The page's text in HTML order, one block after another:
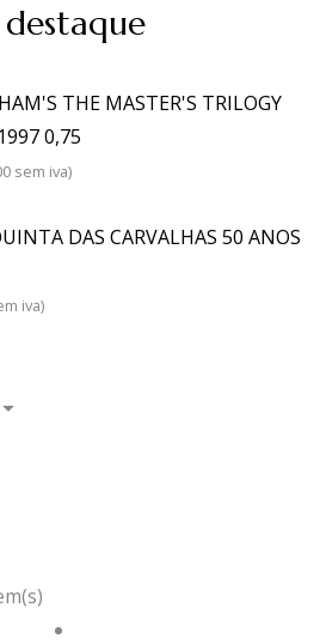
THE MASTER'S TRILOGY
0,75
sem iva)
DAS CARVALHAS 50 ANOS
iva)